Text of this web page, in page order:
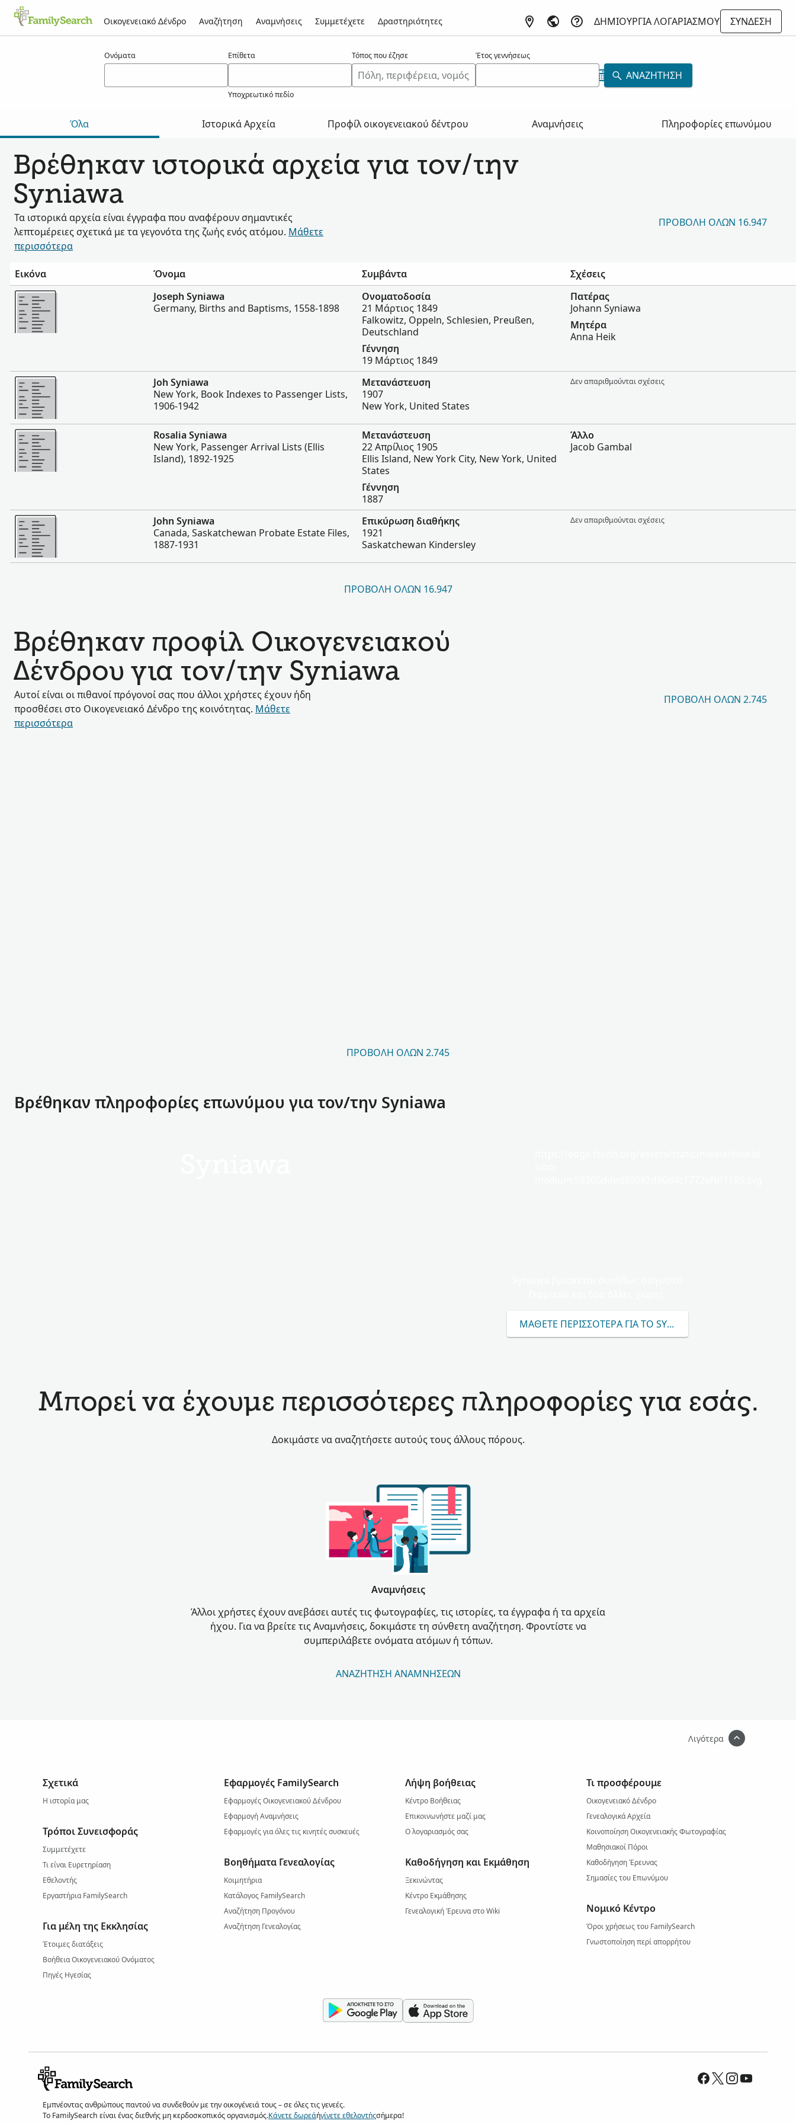
Οικογενειακό Δένδρο Αναζήτηση Αναμνήσεις Συμμετέχετε Δραστηριότητες ΔΗΜΙΟΥΡΓΊΑ ΛΟΓΑΡΙΑΣΜΟΎ
ΣΎΝΔΕΣΗ
Ονόματα Επίθετα
Υποχρεωτικό πεδίο
Τόπος που έζησε Έτος γεννήσεως
ΑΝΑΖΉΤΗΣΗ
Όλα Ιστορικά Αρχεία Προφίλ οικογενειακού δέντρου Αναμνήσεις Πληροφορίες επωνύμου
Βρέθηκαν ιστορικά αρχεία για τον/την
Syniawa
Τα ιστορικά αρχεία είναι έγγραφα που αναφέρουν σημαντικές
λεπτομέρειες σχετικά με τα γεγονότα της ζωής ενός ατόμου. Μάθετε
περισσότερα
ΠΡΟΒΟΛΉ ΌΛΩΝ 16.947
Εικόνα Όνομα Συμβάντα
Σχέσεις
Περισσότερα
Joseph Syniawa
Germany, Births and Baptisms, 1558-1898
Ονοματοδοσία
21 Μάρτιος 1849
Falkowitz, Oppeln, Schlesien, Preußen,
Deutschland
Γέννηση
19 Μάρτιος 1849
Πατέρας
Johann Syniawa
Μητέρα
Anna Heik
Περισσότερα
Joh Syniawa
New York, Book Indexes to Passenger Lists,
1906-1942
Μετανάστευση
1907
New York, United States
Δεν απαριθμούνται σχέσεις
Περισσότερα
Rosalia Syniawa
New York, Passenger Arrival Lists (Ellis
Island), 1892-1925
Μετανάστευση
22 Απρίλιος 1905
Ellis Island, New York City, New York, United
States
Γέννηση
1887
Άλλο
Jacob Gambal
Περισσότερα
John Syniawa
Canada, Saskatchewan Probate Estate Files,
1887-1931
Επικύρωση διαθήκης
1921
Saskatchewan Kindersley
Δεν απαριθμούνται σχέσεις
ΠΡΟΒΟΛΉ ΌΛΩΝ 16.947
Βρέθηκαν προφίλ Οικογενειακού
Δένδρου για τον/την Syniawa
Αυτοί είναι οι πιθανοί πρόγονοί σας που άλλοι χρήστες έχουν ήδη
προσθέσει στο Οικογενειακό Δένδρο της κοινότητας. Μάθετε
περισσότερα
ΠΡΟΒΟΛΉ ΌΛΩΝ 2.745
ΠΡΟΒΟΛΉ ΌΛΩΝ 2.745
Βρέθηκαν πληροφορίες επωνύμου για τον/την Syniawa
ΜΆΘΕΤΕ ΠΕΡΙΣΣΌΤΕΡΑ ΓΙΑ ΤΟ SYNIAWA
Μπορεί να έχουμε περισσότερες πληροφορίες για εσάς.
Δοκιμάστε να αναζητήσετε αυτούς τους άλλους πόρους.
Αναμνήσεις
Άλλοι χρήστες έχουν ανεβάσει αυτές τις φωτογραφίες, τις ιστορίες, τα έγγραφα ή τα αρχεία
ήχου. Για να βρείτε τις Αναμνήσεις, δοκιμάστε τη σύνθετη αναζήτηση. Φροντίστε να
συμπεριλάβετε ονόματα ατόμων ή τόπων.
ΑΝΑΖΉΤΗΣΗ ΑΝΑΜΝΉΣΕΩΝ
Λιγότερα
Σχετικά
Η ιστορία μας
Τρόποι Συνεισφοράς
Συμμετέχετε
Τι είναι Ευρετηρίαση
Εθελοντής
Εργαστήρια FamilySearch
Για μέλη της Εκκλησίας
Έτοιμες διατάξεις
Βοήθεια Οικογενειακού Ονόματος
Πηγές Ηγεσίας
Εφαρμογές FamilySearch
Εφαρμογές Οικογενειακού Δένδρου
Εφαρμογή Αναμνήσεις
Εφαρμογές για όλες τις κινητές συσκευές
Βοηθήματα Γενεαλογίας
Κοιμητήρια
Κατάλογος FamilySearch
Αναζήτηση Προγόνου
Αναζήτηση Γενεαλογίας
Λήψη βοήθειας
Κέντρο Βοήθειας
Επικοινωνήστε μαζί μας
Ο λογαριασμός σας
Καθοδήγηση και Εκμάθηση
Ξεκινώντας
Κέντρο Εκμάθησης
Γενεαλογική Έρευνα στο Wiki
Τι προσφέρουμε
Οικογενειακό Δένδρο
Γενεαλογικά Αρχεία
Κοινοποίηση Οικογενειακής Φωτογραφίας
Μαθησιακοί Πόροι
Καθοδήγηση Έρευνας
Σημασίες του Επωνύμου
Νομικό Κέντρο
Όροι χρήσεως του FamilySearch
Γνωστοποίηση περί απορρήτου
Εμπνέοντας ανθρώπους παντού να συνδεθούν με την οικογένειά τους – σε όλες τις γενεές.
Το FamilySearch είναι ένας διεθνής μη κερδοσκοπικός οργανισμός.Κάνετε δωρεάήγίνετε εθελοντήςσήμερα!